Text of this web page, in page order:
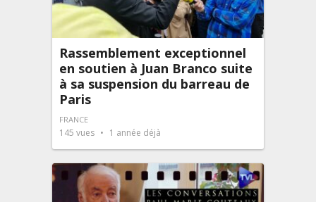
Rassemblement exceptionnel
en soutien à Juan Branco suite
à sa suspension du barreau de
Paris
FRANCE
145 vues 1 année déjà